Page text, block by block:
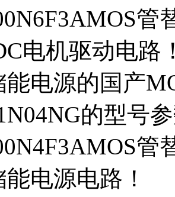
管
电机驱动电路
能电源的国产
的型号
管
电源电路！